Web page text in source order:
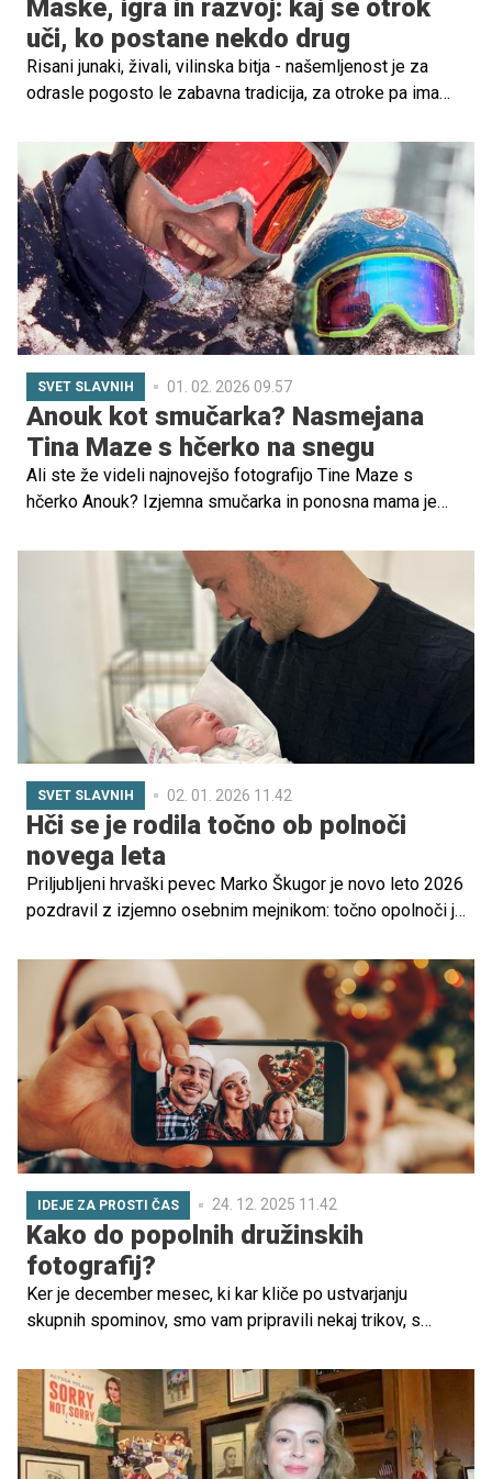
Maske, igra in razvoj: kaj se otrok
uči, ko postane nekdo drug
Risani junaki, živali, vilinska bitja - našemljenost je za
odrasle pogosto le zabavna tradicija, za otroke pa ima
pomembno vlogo pri razvoju identitete, čustvene
regulacije in socialnega razumevanja. Raziskave razvojne
psihologije kažejo, da pustna igra vlog ni zgolj zabava,
temveč eden ključnih načinov, kako otrok predeluje
notranje doživljanje in razume svet okoli sebe.
SVET SLAVNIH 01. 02. 2026 09.57
Anouk kot smučarka? Nasmejana
Tina Maze s hčerko na snegu
Ali ste že videli najnovejšo fotografijo Tine Maze s
hčerko Anouk? Izjemna smučarka in ponosna mama je
SVET SLAVNIH 02. 01. 2026 11.42
Hči se je rodila točno ob polnoči
novega leta
Priljubljeni hrvaški pevec Marko Škugor je novo leto 2026
pozdravil z izjemno osebnim mejnikom: točno opolnoči je
IDEJE ZA PROSTI ČAS 24. 12. 2025 11.42
Kako do popolnih družinskih
fotografij?
Ker je december mesec, ki kar kliče po ustvarjanju
skupnih spominov, smo vam pripravili nekaj trikov, s
kot bi vas fotografiral profesionalec.